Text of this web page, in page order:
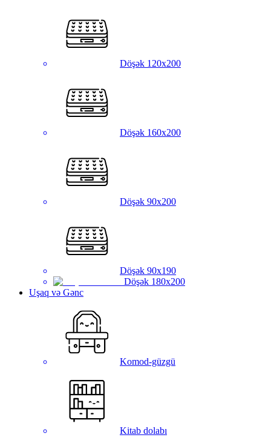
Döşək 120x200
Döşək 160x200
Döşək 90x200
Döşək 90x190
Döşək 180x200
Uşaq və Gənc
Komod-güzgü
Kitab dolabı